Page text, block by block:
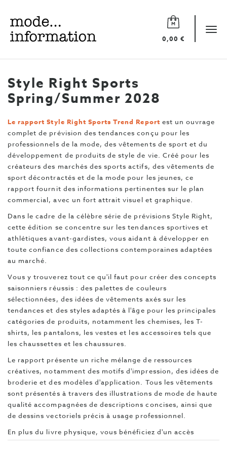
0,00 €
Mode
information
Style Right Sports
Spring/Summer 2028
Le rapport Style Right Sports Trend Report est un ouvrage
complet de prévision des tendances conçu pour les
professionnels de la mode, des vêtements de sport et du
développement de produits de style de vie. Créé pour les
créateurs des marchés des sports actifs, des vêtements de
sport décontractés et de la mode pour les jeunes, ce
rapport fournit des informations pertinentes sur le plan
commercial, avec un fort attrait visuel et graphique.
Dans le cadre de la célèbre série de prévisions Style Right,
cette édition se concentre sur les tendances sportives et
athlétiques avant-gardistes, vous aidant à développer en
toute confiance des collections contemporaines adaptées
au marché.
Vous y trouverez tout ce qu'il faut pour créer des concepts
saisonniers réussis : des palettes de couleurs
sélectionnées, des idées de vêtements axés sur les
tendances et des styles adaptés à l'âge pour les principales
catégories de produits, notamment les chemises, les T-
shirts, les pantalons, les vestes et les accessoires tels que
les chaussettes et les chaussures.
Le rapport présente un riche mélange de ressources
créatives, notamment des motifs d'impression, des idées de
broderie et des modèles d'application. Tous les vêtements
sont présentés à travers des illustrations de mode de haute
qualité accompagnées de descriptions concises, ainsi que
de dessins vectoriels précis à usage professionnel.
En plus du livre physique, vous bénéficiez d'un accès
exclusif en ligne aux fichiers de conception